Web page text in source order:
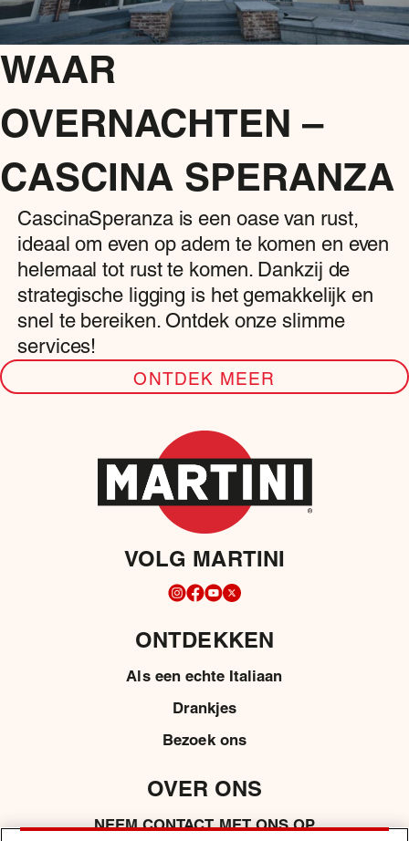
WAAR
OVERNACHTEN –
CASCINA SPERANZA
CascinaSperanza is een oase van rust,
ideaal om even op adem te komen en even
helemaal tot rust te komen. Dankzij de
strategische ligging is het gemakkelijk en
snel te bereiken. Ontdek onze slimme
services!
ONTDEK MEER
VOLG MARTINI
ONTDEKKEN
Als een echte Italiaan
Drankjes
Bezoek ons
OVER ONS
NEEM CONTACT MET ONS OP